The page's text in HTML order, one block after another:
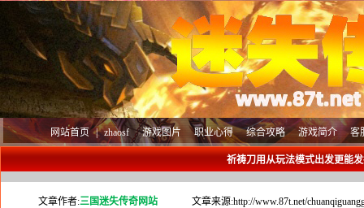
客
游戏简介
综合攻略
职业心得
游戏图片
zhaosf
网站首页 |
祈祷刀用从玩法模式出发更能
文章作者:三国迷失传奇网站 文章来源:http://www.87t.net/